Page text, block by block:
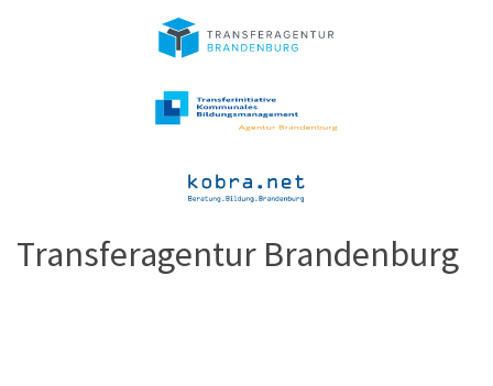
Transferagentur Brandenburg